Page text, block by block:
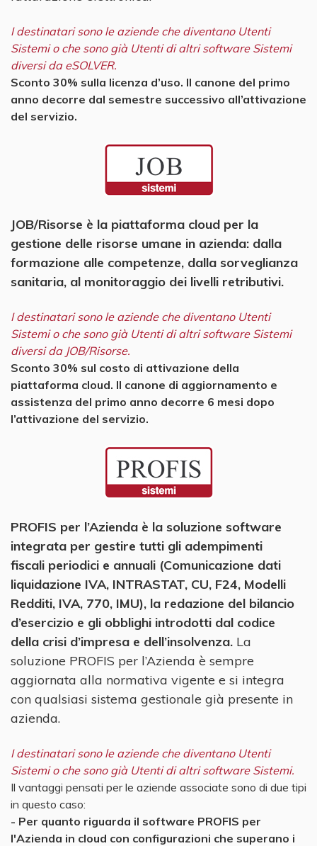
I destinatari sono le aziende che diventano Utenti
Sistemi o che sono già Utenti di altri software Sistemi
diversi da eSOLVER.
Sconto 30% sulla licenza d’uso. Il canone del primo
anno decorre dal semestre successivo all’attivazione
del servizio.
JOB/Risorse è la piattaforma cloud per la
gestione delle risorse umane in azienda: dalla
formazione alle competenze, dalla sorveglianza
sanitaria, al monitoraggio dei livelli retributivi.
I destinatari sono le aziende che diventano Utenti
Sistemi o che sono già Utenti di altri software Sistemi
diversi da JOB/Risorse.
Sconto 30% sul costo di attivazione della
piattaforma cloud. Il canone di aggiornamento e
assistenza del primo anno decorre 6 mesi dopo
l’attivazione del servizio.
PROFIS per l’Azienda è la soluzione software
integrata per gestire tutti gli adempimenti
fiscali periodici e annuali (Comunicazione dati
liquidazione IVA, INTRASTAT, CU, F24, Modelli
Redditi, IVA, 770, IMU), la redazione del bilancio
d’esercizio e gli obblighi introdotti dal codice
della crisi d’impresa e dell’insolvenza. La
soluzione PROFIS per l’Azienda è sempre
aggiornata alla normativa vigente e si integra
con qualsiasi sistema gestionale già presente in
azienda.
I destinatari sono le aziende che diventano Utenti
Sistemi o che sono già Utenti di altri software Sistemi.
Il vantaggi pensati per le aziende associate sono di due tipi
in questo caso:
- Per quanto riguarda il software PROFIS per
l'Azienda in cloud con configurazioni che superano i